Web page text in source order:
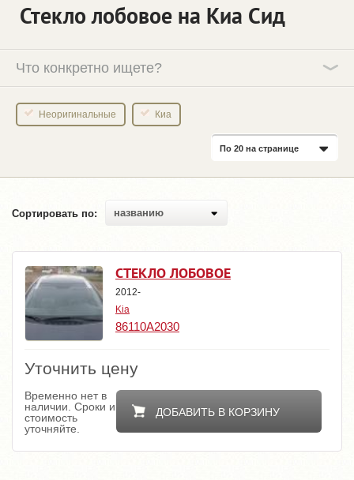
Стекло лобовое на Киа Сид
Что конкретно ищете?
Неоригинальные Киа
По 20 на странице
Сортировать по: названию
СТЕКЛО ЛОБОВОЕ
2012-
Kia
86110A2030
Уточнить цену
ДОБАВИТЬ В КОРЗИНУ
Временно нет в
наличии. Сроки и
стоимость
уточняйте.